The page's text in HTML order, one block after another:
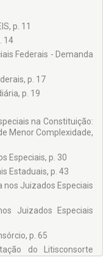
p. 11
14
Federais - Demanda
p. 17
p. 19
na Constituição:
Menor Complexidade,
Especiais, p. 30
Estaduais, p. 43
nos Juizados Especiais
Juizados Especiais
p. 65
do Litisconsorte